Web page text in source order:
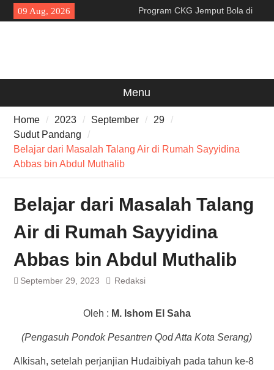
Skip
to
09 Aug, 2026
Program CKG Jemput Bola di
Labuan, Ribuan Warga
Menu
Home 2023 September
29
Sudut Pandang
Belajar dari Masalah Talang Air di Rumah Sayyidina
Abbas bin Abdul Muthalib
Belajar dari Masalah Talang
Air di Rumah Sayyidina
Abbas bin Abdul Muthalib
September 29, 2023 Redaksi
Oleh : M. Ishom El Saha
(Pengasuh Pondok Pesantren Qod Atta Kota Serang)
Alkisah, setelah perjanjian Hudaibiyah pada tahun ke-8